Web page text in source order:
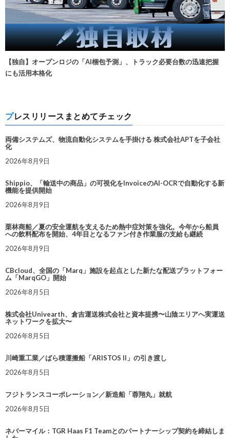
【独自】オープンロジの「AI梱包予測」、トラック必要台数の迅速把握
にも活用本格化
プレスリリースまとめてチェック
両備システムズ、物流自動化システムを手掛ける 株式会社APTを子会社
化
2026年8月9日
Shippio、「輸送中の商品」の可視化をInvoiceのAI-OCRで自動化する新
機能を提供開始
2026年8月9日
栗林商船／夏の安全運航を支えるため熱中症対策を強化。今年から船員
への飲料配布を開始、4年目となるファン付き作業服の支給も継続
2026年8月9日
CBcloud、全国の「Marq」施設を起点とした新たな配送プラットフォー
ム「MarqGO」開始
2026年8月5日
株式会社Univearth、倉吉運送株式会社と資本提携〜山陰エリアへ実運送
ネットワークを拡大〜
2026年8月5日
川崎重工業／ばら積運搬船「ARISTOS II」の引き渡し
2026年8月5日
フジトランスコーポレーション／新造船「蓉翔丸」就航
2026年8月5日
ネバーマイル：TGR Haas F1 Teamとのパートナーシップ契約を締結しま